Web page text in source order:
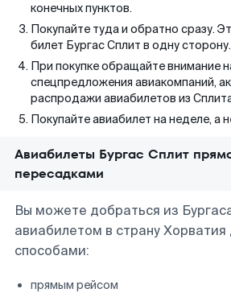
конечных пунктов.
Покупайте туда и обратно сразу.
билет Бургас Сплит в одну сторону.
При покупке обращайте внимание
спецпредложения авиакомпаний,
распродажи авиабилетов из
Покупайте авиабилет на неделе, а
Авиабилеты Бургас Сплит
пересадками
Вы можете добраться из
авиабилетом в страну Хорватия
способами:
прямым рейсом